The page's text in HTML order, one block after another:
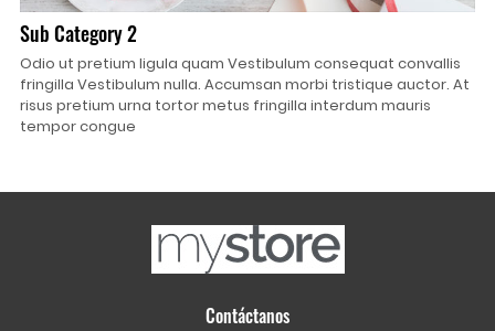
Sub Category 2
Odio ut pretium ligula quam Vestibulum consequat convallis
fringilla Vestibulum nulla. Accumsan morbi tristique auctor. At
risus pretium urna tortor metus fringilla interdum mauris
tempor congue
Contáctanos